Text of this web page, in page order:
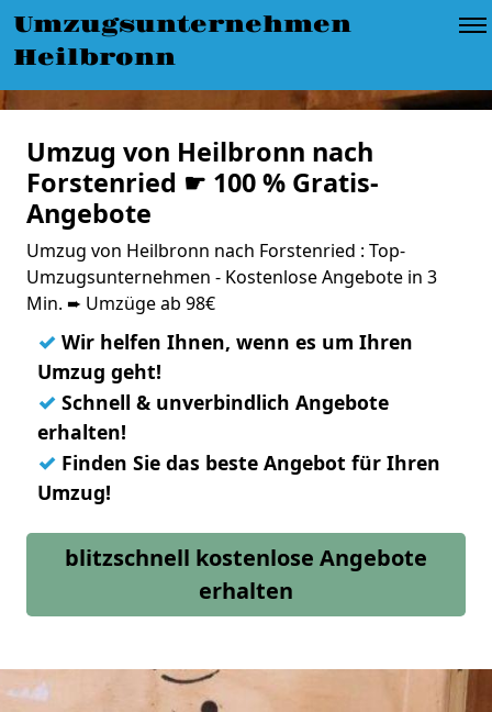
Umzugsunternehmen
Heilbronn
Umzug von Heilbronn nach
Forstenried ☛ 100 % Gratis-
Angebote
Umzug von Heilbronn nach Forstenried : Top-
Umzugsunternehmen - Kostenlose Angebote in 3
Min. ➨ Umzüge ab 98€
✓ Wir helfen Ihnen, wenn es um Ihren
Umzug geht!
✓ Schnell & unverbindlich Angebote
erhalten!
✓ Finden Sie das beste Angebot für Ihren
Umzug!
blitzschnell kostenlose Angebote
erhalten